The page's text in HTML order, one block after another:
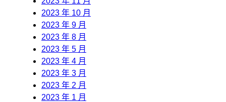
2023 年 10 月
2023 年 9 月
2023 年 8 月
2023 年 5 月
2023 年 4 月
2023 年 3 月
2023 年 2 月
2023 年 1 月